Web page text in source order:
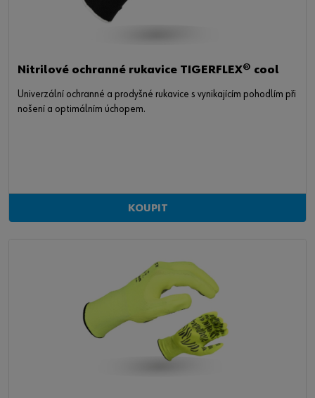
Nitrilové ochranné rukavice TIGERFLEX® cool
Univerzální ochranné a prodyšné rukavice s vynikajícím pohodlím při
nošení a optimálním úchopem.
KOUPIT